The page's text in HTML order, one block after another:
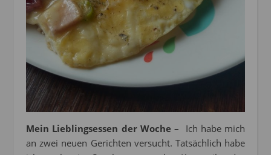
Mein Lieblingsessen der Woche – Ich habe mich
an zwei neuen Gerichten versucht. Tatsächlich habe